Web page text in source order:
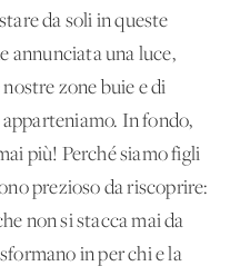
da soli in queste
annunciata una luce,
zone buie e di
In fondo,
più! Perché siamo figli
prezioso da riscoprire:
non si stacca mai da
in per chi e la